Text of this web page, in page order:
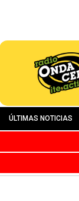
ÚLTIMAS NOTICIAS